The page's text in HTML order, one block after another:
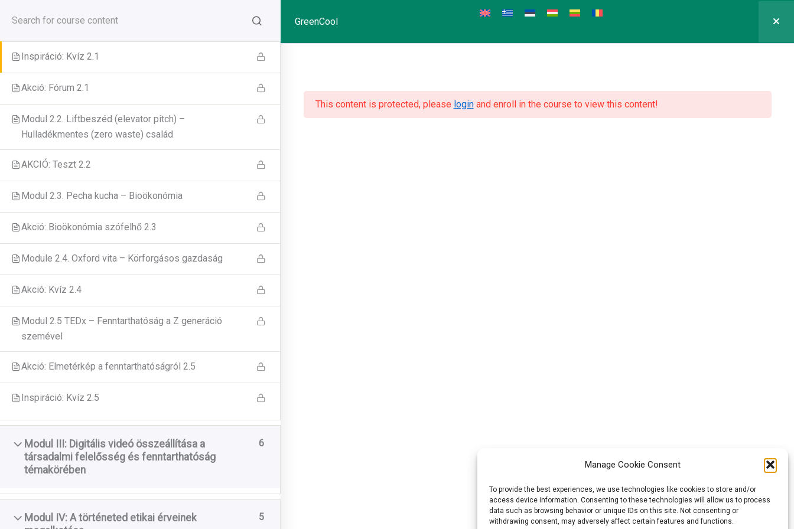
Manage Cookie Consent
To provide the best experiences, we use technologies like cookies to store and/or
access device information. Consenting to these technologies will allow us to process
data such as browsing behavior or unique IDs on this site. Not consenting or
withdrawing consent, may adversely affect certain features and functions.
GreenCool Course
GreenCool
élelmiszerpazarlást?
Inspiráció: Kvíz 2.1
Akció: Fórum 2.1
Modul 2.2. Liftbeszéd (elevator pitch) –
Hulladékmentes (zero waste) család
AKCIÓ: Teszt 2.2
Modul 2.3. Pecha kucha – Bioökonómia
Akció: Bioökonómia szófelhő 2.3
Module 2.4. Oxford vita – Körforgásos gazdaság
Akció: Kvíz 2.4
Modul 2.5 TEDx – Fenntarthatóság a Z generáció
szemével
Akció: Elmetérkép a fenntarthatóságról 2.5
Inspiráció: Kvíz 2.5
Modul III: Digitális videó összeállítása a
társadalmi felelősség és fenntarthatóság
témakörében
6
Modul IV: A történeted etikai érveinek
5
This content is protected, please loginand enroll in the course to view this content!
A GreenCool (n° 2021-1-HU01-KA220-HED-000027563) projektet az Európai Unió finanszírozta. Az itt
szereplő vélemények és állítások a szerző(k) álláspontját tükrözik, és nem feltétlenül egyeznek meg az